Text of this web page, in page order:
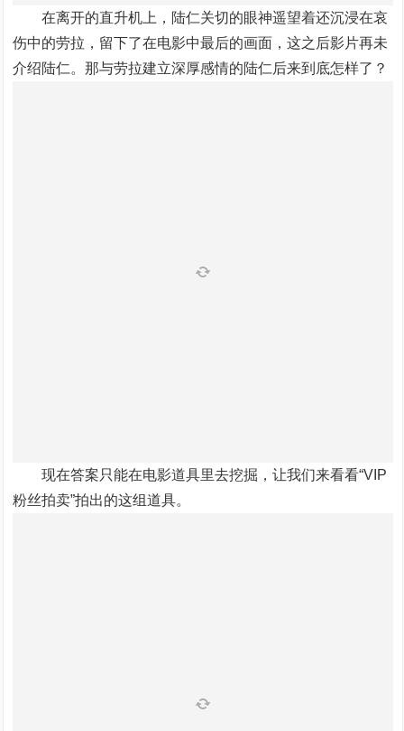
在离开的直升机上，陆仁关切的眼神遥望着还沉浸在哀
伤中的劳拉，留下了在电影中最后的画面，这之后影片再未
介绍陆仁。那与劳拉建立深厚感情的陆仁后来到底怎样了？
现在答案只能在电影道具里去挖掘，让我们来看看“VIP
粉丝拍卖”拍出的这组道具。